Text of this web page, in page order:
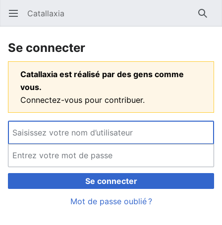
Ouvrir le menu principal Catallaxia
Se connecter
Catallaxia est réalisé par des gens comme
vous.
Connectez-vous pour contribuer.
Se connecter
Mot de passe oublié ?